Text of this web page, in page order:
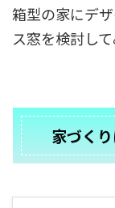
箱型の家にデ
ス窓を検討して
家づく